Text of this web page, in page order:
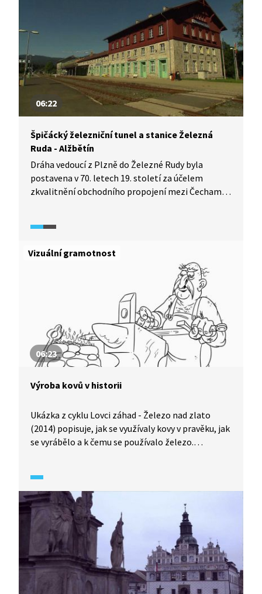
06:22
Špičácký železniční tunel a stanice Železná
Ruda - Alžbětín
Dráha vedoucí z Plzně do Železné Rudy byla
postavena v 70. letech 19. století za účelem
zkvalitnění obchodního propojení mezi Čechami
Součástí železnice je tunel pod Špičákem měřící
v celém Rakousku-Uhersku. Za zmínku stojí
i zastávka Železná Ruda - Alžbětín, která je
unikátní tím, že přes ni prochází státní hranice.
Vizuální gramotnost
06:23
Výroba kovů v historii
Ukázka z cyklu Lovci záhad - Železo nad zlato
(2014) popisuje, jak se využívaly kovy v pravěku, jak
se vyrábělo a k čemu se používalo železo.
po výsledný produkt, tzv. lupu. Ukázka se věnuje
i výrobě železných hřiven na našem území,
vysvětluje, co jsou to hřivny a k čemu se ve své
době využívaly.